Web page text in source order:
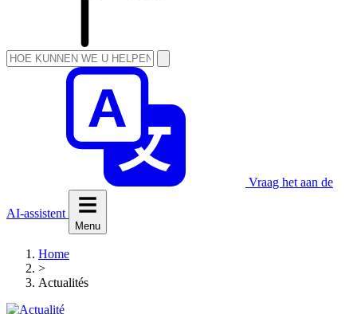
Vraag het aan de
AI-assistent
Menu
Home
>
Actualités